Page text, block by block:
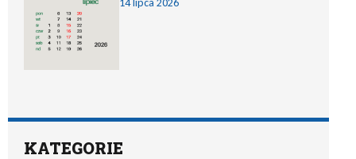
14 lipca 2026
KATEGORIE